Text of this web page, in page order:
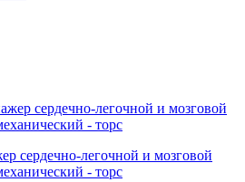
сердечно-легочной и мозговой
- торс